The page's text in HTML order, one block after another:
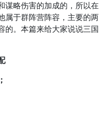
谋略伤害的加成的，所以在
属于群阵营阵容，主要的两
的。本篇来给大家说说三国